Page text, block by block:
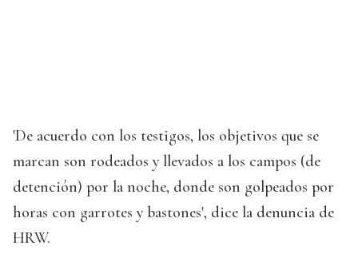
'De acuerdo con los testigos, los objetivos que se
marcan son rodeados y llevados a los campos (de
detención) por la noche, donde son golpeados por
horas con garrotes y bastones', dice la denuncia de
HRW.